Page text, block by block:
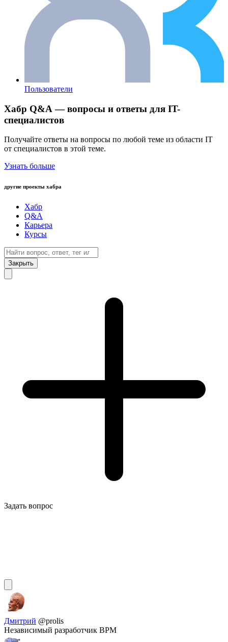
Пользователи
Хабр Q&A — вопросы и ответы для IT-
специалистов
Получайте ответы на вопросы по любой теме из области IT
от специалистов в этой теме.
Узнать больше
другие проекты хабра
Хабр
Q&A
Карьера
Курсы
Закрыть
Задать вопрос
Дмитрий @prolis
Независимый разработчик BPM